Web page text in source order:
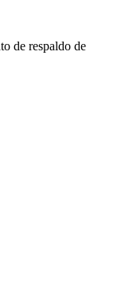
de respaldo de